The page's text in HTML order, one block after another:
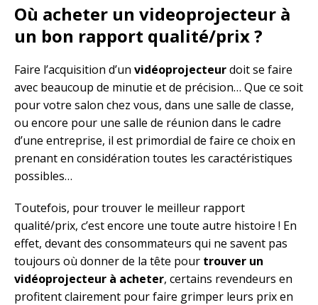
Où acheter un videoprojecteur à
un bon rapport qualité/prix ?
Faire l’acquisition d’un vidéoprojecteurdoit se faire
avec beaucoup de minutie et de précision… Que ce soit
pour votre salon chez vous, dans une salle de classe,
ou encore pour une salle de réunion dans le cadre
d’une entreprise, il est primordial de faire ce choix en
prenant en considération toutes les caractéristiques
possibles…
Toutefois, pour trouver le meilleur rapport
qualité/prix, c’est encore une toute autre histoire ! En
effet, devant des consommateurs qui ne savent pas
toujours où donner de la tête pour trouver un
vidéoprojecteur à acheter, certains revendeurs en
profitent clairement pour faire grimper leurs prix en